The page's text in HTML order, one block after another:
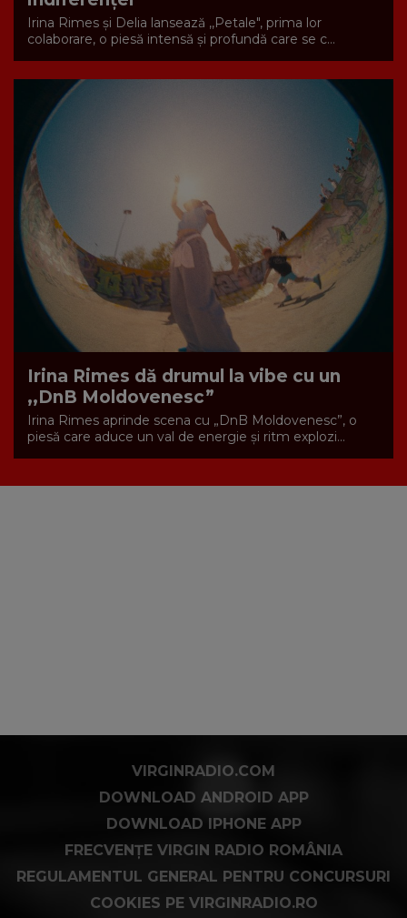
Irina Rimes și Delia lansează ,,Petale", prima lor
colaborare, o piesă intensă și profundă care se c...
Irina Rimes dă drumul la vibe cu un
,,DnB Moldovenesc”
Irina Rimes aprinde scena cu „DnB Moldovenesc”, o
piesă care aduce un val de energie și ritm explozi...
VIRGINRADIO.COM
DOWNLOAD ANDROID APP
DOWNLOAD IPHONE APP
FRECVENȚE VIRGIN RADIO ROMÂNIA
REGULAMENTUL GENERAL PENTRU CONCURSURI
COOKIES PE VIRGINRADIO.RO